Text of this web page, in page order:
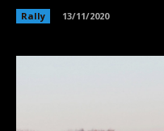
Rally 13/11/2020